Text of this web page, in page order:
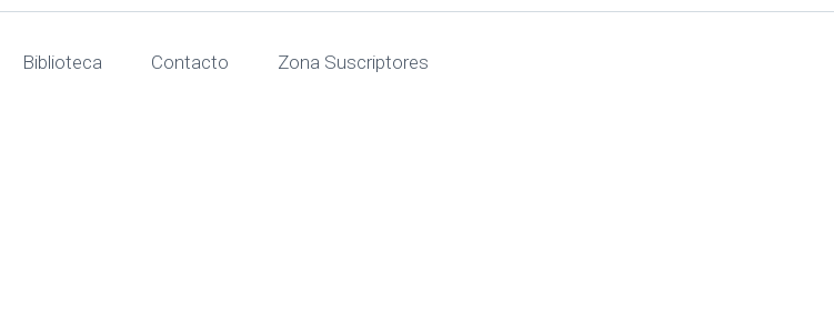
Biblioteca Contacto Zona Suscriptores